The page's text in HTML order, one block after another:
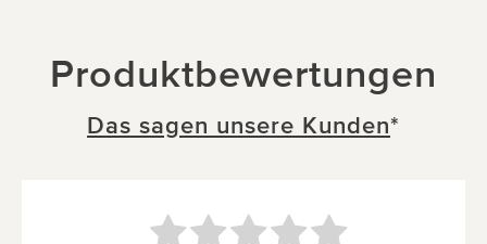
Produktbewertungen
Das sagen unsere Kunden*